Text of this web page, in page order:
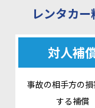
レンタカ
対人補
事故の相手方の
する補償